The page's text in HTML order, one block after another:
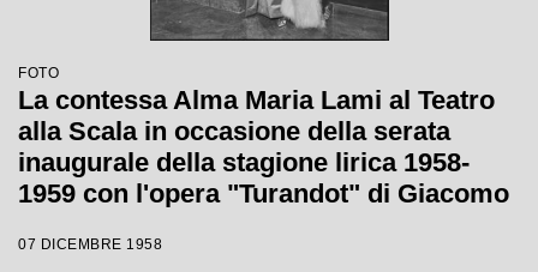
FOTO
La contessa Alma Maria Lami al Teatro
alla Scala in occasione della serata
inaugurale della stagione lirica 1958-
1959 con l'opera "Turandot" di Giacomo
regia di Margherita Walmann
07 DICEMBRE 1958